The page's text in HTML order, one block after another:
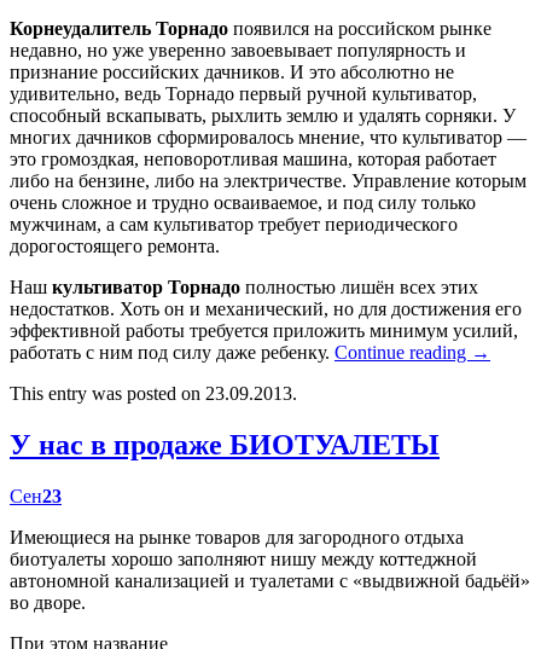
Корнеудалитель Торнадо появился на российском рынке
недавно, но уже уверенно завоевывает популярность и
признание российских дачников. И это абсолютно не
удивительно, ведь Торнадо первый ручной культиватор,
способный вскапывать, рыхлить землю и удалять сорняки. У
многих дачников сформировалось мнение, что культиватор —
это громоздкая, неповоротливая машина, которая работает
либо на бензине, либо на электричестве. Управление которым
очень сложное и трудно осваиваемое, и под силу только
мужчинам, а сам культиватор требует периодического
дорогостоящего ремонта.
Наш культиватор Торнадо полностью лишён всех этих
недостатков. Хоть он и механический, но для достижения его
эффективной работы требуется приложить минимум усилий,
работать с ним под силу даже ребенку. Continue reading →
This entry was posted on 23.09.2013.
У нас в продаже БИОТУАЛЕТЫ
Сен23
Имеющиеся на рынке товаров для загородного отдыха
биотуалеты хорошо заполняют нишу между коттеджной
автономной канализацией и туалетами с «выдвижной бадьёй»
во дворе.
При этом название